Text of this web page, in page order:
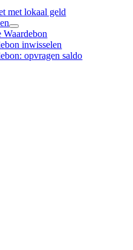
met lokaal geld
inwisselen
opvragen saldo